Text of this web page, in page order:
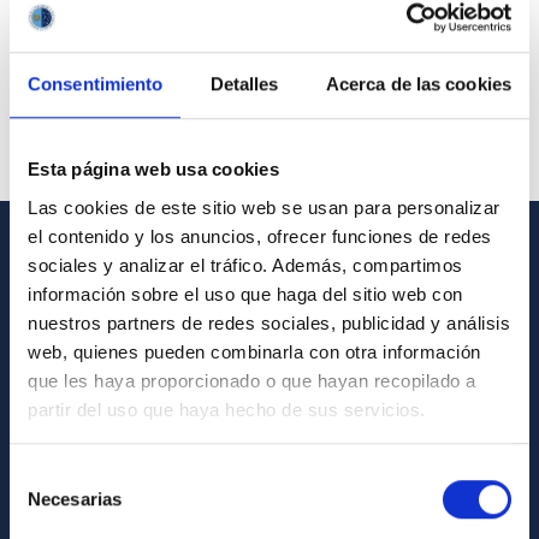
Consentimiento Detalles Acerca de las cookies
Esta página web usa cookies
Las cookies de este sitio web se usan para personalizar
el contenido y los anuncios, ofrecer funciones de redes
sociales y analizar el tráfico. Además, compartimos
información sobre el uso que haga del sitio web con
nuestros partners de redes sociales, publicidad y análisis
web, quienes pueden combinarla con otra información
que les haya proporcionado o que hayan recopilado a
partir del uso que haya hecho de sus servicios.
Necesarias
GENERAL INFORMATION
Contact
How to get to the IAC
List of personnel
Library
General register